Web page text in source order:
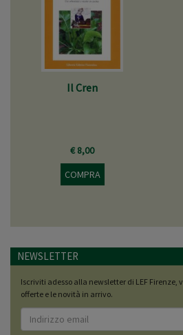
Il Cren
€ 8,00
COMPRA
NEWSLETTER
Iscriviti adesso alla newsletter di LEF Firenze,
offerte e le novità in arrivo.